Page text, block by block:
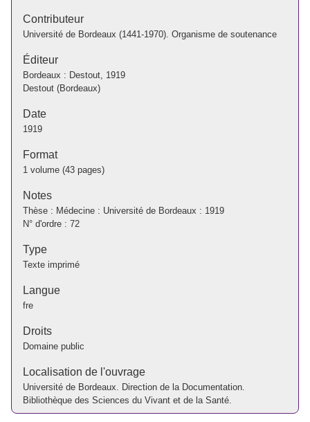
Contributeur
Université de Bordeaux (1441-1970). Organisme de soutenance
Éditeur
Bordeaux : Destout, 1919
Destout (Bordeaux)
Date
1919
Format
1 volume (43 pages)
Notes
Thèse : Médecine : Université de Bordeaux : 1919
N° d'ordre : 72
Type
Texte imprimé
Langue
fre
Droits
Domaine public
Localisation de l'ouvrage
Université de Bordeaux. Direction de la Documentation.
Bibliothèque des Sciences du Vivant et de la Santé.